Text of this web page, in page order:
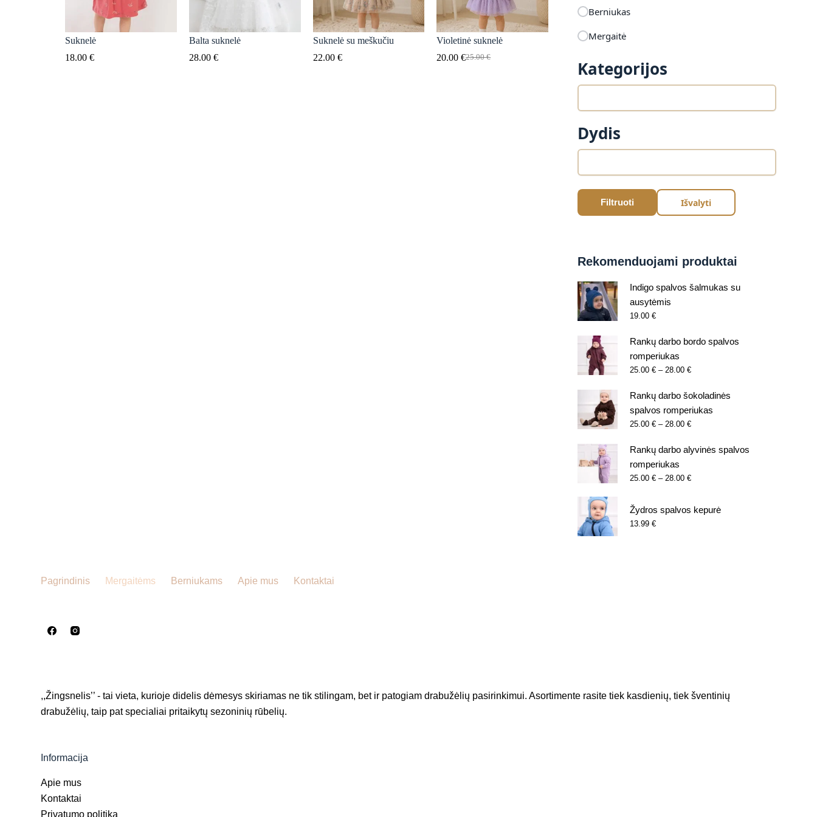
Suknelė
18.00€
Balta suknelė
28.00 €
Suknelė su meškučiu
22.00 €
Violetinė suknelė
25.00€
Original
20.00€Current
Berniukas
Mergaitė
Kategorijos
Dydis
Filtruoti Išvalyti
Rekomenduojami produktai
Indigo spalvos šalmukas su
ausytėmis
19.00 €
Rankų darbo bordo spalvos
romperiukas
25.00 € – 28.00 €Price
25.00 €
through
28.00 €
Rankų darbo šokoladinės
spalvos romperiukas
25.00 € – 28.00 €Price
25.00 €
28.00 €
Rankų darbo alyvinės spalvos
romperiukas
25.00 € – 28.00 €Price
through
Žydros spalvos kepurė
13.99 €
Pagrindinis Mergaitėms Berniukams Apie mus Kontaktai
,,Žingsnelis’’ - tai vieta, kurioje didelis dėmesys skiriamas ne tik stilingam, bet ir patogiam drabužėlių pasirinkimui. Asortimente rasite tiek kasdienių, tiek šventinių
drabužėlių, taip pat specialiai pritaikytų sezoninių rūbelių.
Informacija
Apie mus
Kontaktai
Privatumo politika